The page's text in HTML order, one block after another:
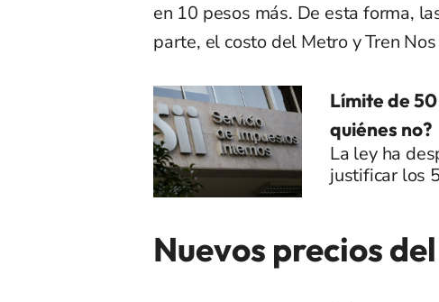
en 10 pesos más. De esta forma,
parte, el costo del Metro y Tren
Límite de
quiénes no?
La ley ha
justificar los
Nuevos precios